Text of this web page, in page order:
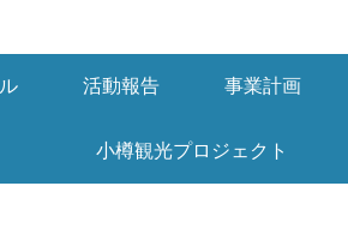
活動報告 事業計画
小樽観光プロジェクト